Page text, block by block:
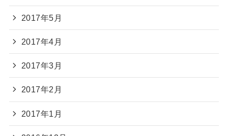
2017年5月
2017年4月
2017年3月
2017年2月
2017年1月